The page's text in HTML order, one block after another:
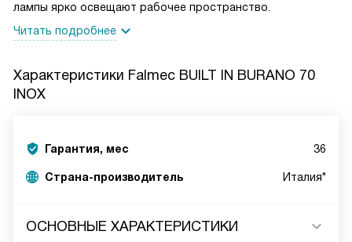
лампы ярко освещают рабочее пространство.
Читать подробнее
Характеристики Falmec BUILT IN BURANO 70
INOX
Гарантия, мес 36
Страна-производитель Италия*
ОСНОВНЫЕ ХАРАКТЕРИСТИКИ